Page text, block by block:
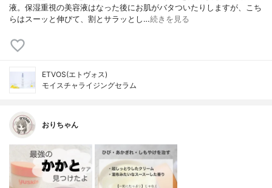
液。保湿重視の美容液はなった後にお肌がバタついたりしますが、こち
らはスーッと伸びて、割とサラッとし…続きを見る
ETVOS(エトヴォス)
モイスチャライジングセラム
おりちゃん